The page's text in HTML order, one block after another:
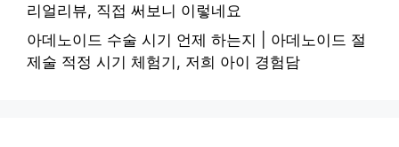
리얼리뷰, 직접 써보니 이렇네요
아데노이드 수술 시기 언제 하는지 | 아데노이드 절
제술 적정 시기 체험기, 저희 아이 경험담